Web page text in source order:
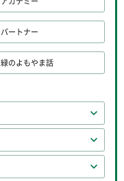
パートナー
緑のよもやま話